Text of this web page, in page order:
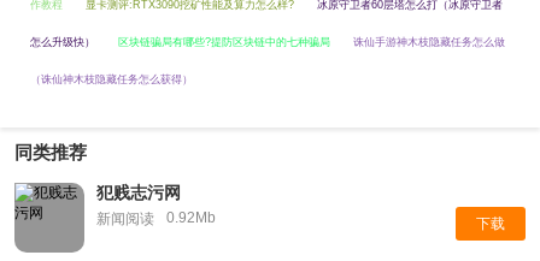
作教程 显卡测评:RTX3090挖矿性能及算力怎么样? 冰原守卫者60层塔怎么打（冰原守卫者
怎么升级快） 区块链骗局有哪些?提防区块链中的七种骗局 诛仙手游神木枝隐藏任务怎么做
（诛仙神木枝隐藏任务怎么获得）
同类推荐
犯贱志污网
新闻阅读 0.92Mb 下载